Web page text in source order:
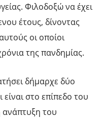
Φιλοδοξώ να έχει
έτους, δίνοντας
οι οποίοι
της πανδημίας.
δήμαρχε δύο
στο επίπεδο του
του